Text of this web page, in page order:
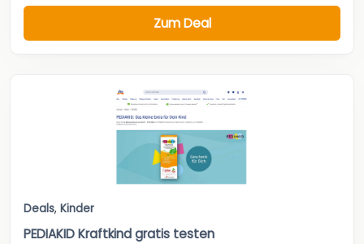
Zum Deal
Deals, Kinder
PEDIAKID Kraftkind gratis testen